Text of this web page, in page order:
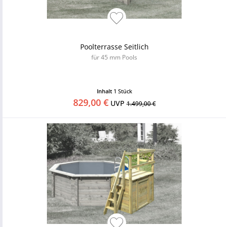
Poolterrasse Seitlich
für 45 mm Pools
Inhalt 1 Stück
829,00 €UVP1.499,00 €